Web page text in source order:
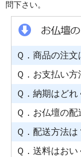
問下さい。
Ｑ．商品の注
Ｑ．お支払い方
Ｑ．納期はど
Ｑ．お仏壇の
Ｑ．配送方法は
Ｑ．送料はおい